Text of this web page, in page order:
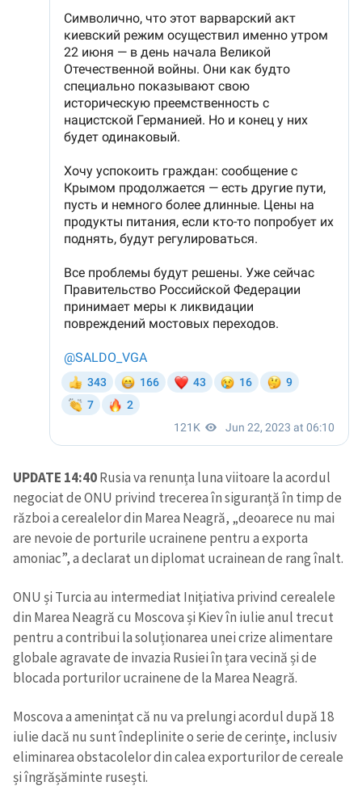
UPDATE 14:40Rusia va renunța luna viitoare la acordul
negociat de ONU privind trecerea în siguranță în timp de
război a cerealelor din Marea Neagră, „deoarece nu mai
are nevoie de porturile ucrainene pentru a exporta
amoniac”, a declarat un diplomat ucrainean de rang înalt.
ONU și Turcia au intermediat Inițiativa privind cerealele
din Marea Neagră cu Moscova și Kiev în iulie anul trecut
pentru a contribui la soluționarea unei crize alimentare
globale agravate de invazia Rusiei în țara vecină și de
blocada porturilor ucrainene de la Marea Neagră.
Moscova a amenințat că nu va prelungi acordul după 18
iulie dacă nu sunt îndeplinite o serie de cerințe, inclusiv
eliminarea obstacolelor din calea exporturilor de cereale
și îngrășăminte rusești.